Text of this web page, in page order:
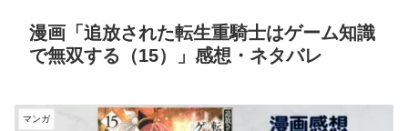
漫画「追放された転生重騎士はゲーム知識
で無双する（15）」感想・ネタバレ
マンガ